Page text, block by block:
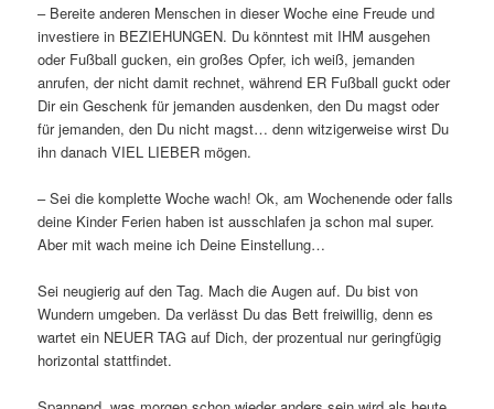
– Bereite anderen Menschen in dieser Woche eine Freude und
investiere in BEZIEHUNGEN. Du könntest mit IHM ausgehen
oder Fußball gucken, ein großes Opfer, ich weiß, jemanden
anrufen, der nicht damit rechnet, während ER Fußball guckt oder
Dir ein Geschenk für jemanden ausdenken, den Du magst oder
für jemanden, den Du nicht magst… denn witzigerweise wirst Du
ihn danach VIEL LIEBER mögen.
– Sei die komplette Woche wach! Ok, am Wochenende oder falls
deine Kinder Ferien haben ist ausschlafen ja schon mal super.
Aber mit wach meine ich Deine Einstellung…
Sei neugierig auf den Tag. Mach die Augen auf. Du bist von
Wundern umgeben. Da verlässt Du das Bett freiwillig, denn es
wartet ein NEUER TAG auf Dich, der prozentual nur geringfügig
horizontal stattfindet.